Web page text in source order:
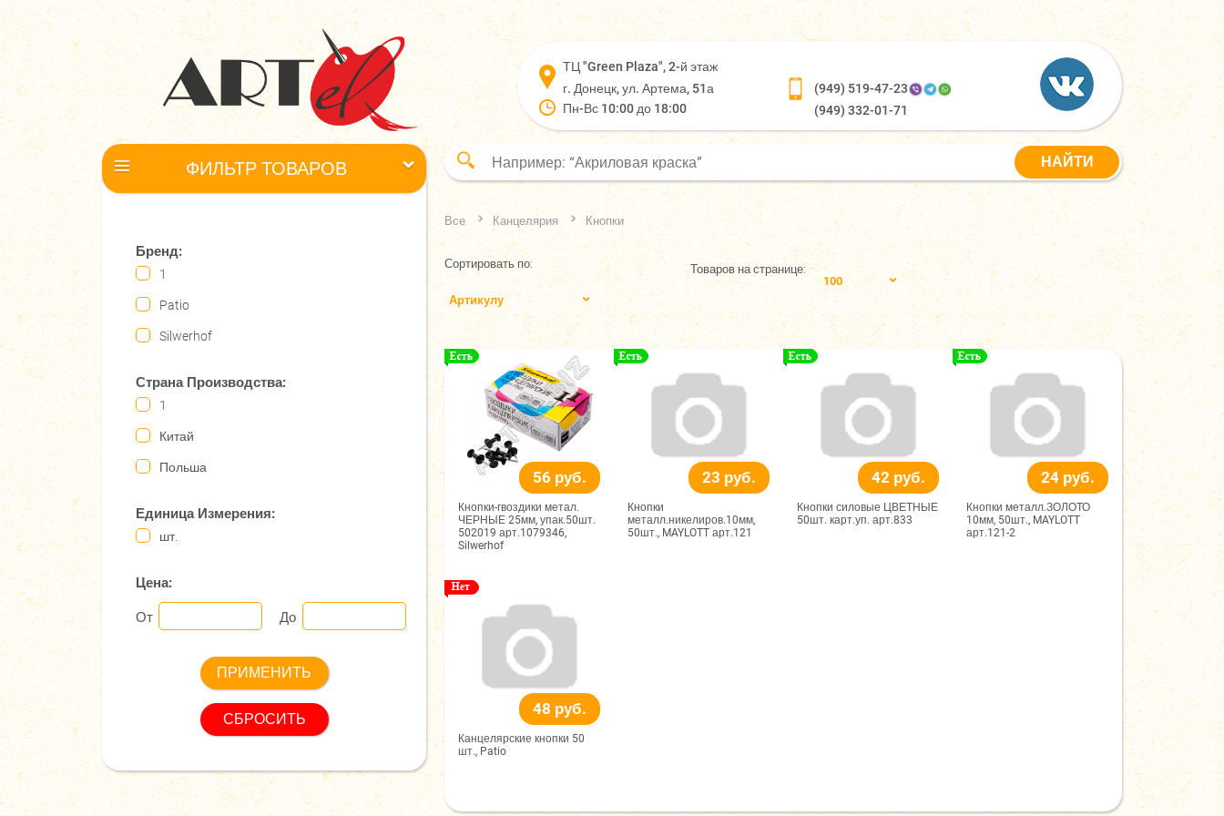
ТЦ "Green Plaza", 2-й этаж
г. Донецк, ул. Артема, 51а
Пн-Вс 10:00 до 18:00
(949) 519-47-23
(949) 332-01-71
ФИЛЬТР ТОВАРОВ
Бренд:
1
Patio
Silwerhof
Страна Производства:
1
Китай
Польша
Единица Измерения:
шт.
Цена:
От До
СБРОСИТЬ
Все Канцелярия Кнопки
Сортировать по:
Артикулу
Товаров на странице:
100
56 руб.
Кнопки-гвоздики метал.
ЧЕРНЫЕ 25мм, упак.50шт.
502019 арт.1079346,
Silwerhof
23 руб.
Кнопки
металл.никелиров.10мм,
50шт., MAYLOTT арт.121
42 руб.
Кнопки силовые ЦВЕТНЫЕ
50шт. карт.уп. арт.833
24 руб.
Кнопки металл.ЗОЛОТО
10мм, 50шт., MAYLOTT
арт.121-2
48 руб.
Канцелярские кнопки 50
шт., Patio